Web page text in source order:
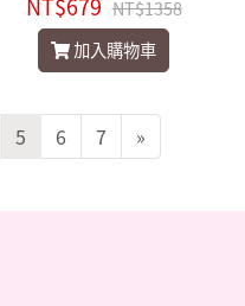
NT$679 NT$1358
加入購物車
5 6 7 »